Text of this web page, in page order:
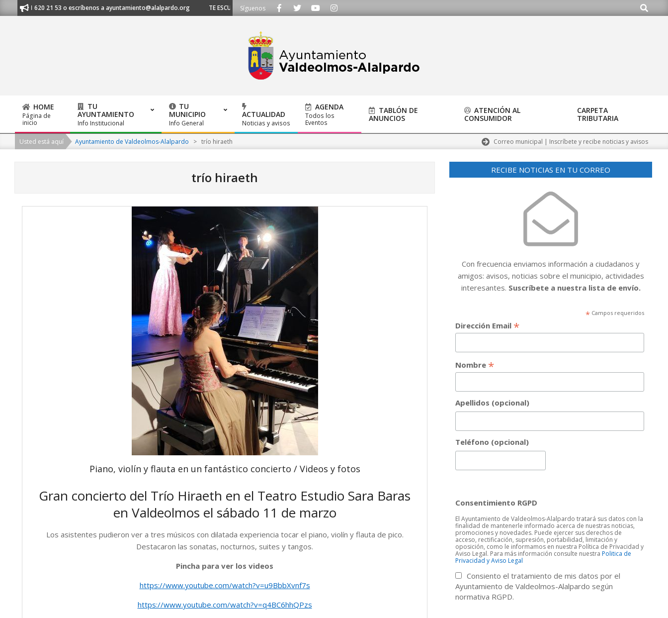
to
al 91 620 21 53 o escríbenos a ayuntamiento@alalpardo.org TE ESCUCHAMOS - Llámanos al 91 620 21 53 o escríbenos a ayuntamiento@alalpardo.org
Síguenos Buscar
Primary
Navigation
Menu
HOME
Página de
inicio
TU
AYUNTAMIENTO
Info Institucional
TU
MUNICIPIO
Info General
ACTUALIDAD
Noticias y avisos
AGENDA
Todos los
Eventos
TABLÓN DE
ANUNCIOS
ATENCIÓN AL
CONSUMIDOR
CARPETA
TRIBUTARIA
Usted está aquí Ayuntamiento de Valdeolmos-Alalpardo > trío hiraeth Correo municipal | Inscríbete y recibe noticias y avisos
trío hiraeth
Piano, violín y flauta en un fantástico concierto / Videos y fotos
Gran concierto del Trío Hiraeth en el Teatro Estudio Sara Baras
en Valdeolmos el sábado 11 de marzo
Los asistentes pudieron ver a tres músicos con dilatada experiencia tocar el piano, violín y flauta de pico.
Destacaron las sonatas, nocturnos, suites y tangos.
Pincha para ver los videos
https://www.youtube.com/watch?v=u9BbbXvnf7s
https://www.youtube.com/watch?v=q4BC6hhQPzs
RECIBE NOTICIAS EN TU CORREO
Con frecuencia enviamos información a ciudadanos y
amigos: avisos, noticias sobre el municipio, actividades
interesantes. Suscríbete a nuestra lista de envío.
* Campos requeridos
Dirección Email *
Nombre *
Apellidos (opcional)
Teléfono (opcional)
Consentimiento RGPD
El Ayuntamiento de Valdeolmos-Alalpardo tratará sus datos con la
finalidad de mantenerle informado acerca de nuestras noticias,
promociones y novedades. Puede ejercer sus derechos de
acceso, rectificación, supresión, portabilidad, limitación y
oposición, como le informamos en nuestra Política de Privacidad y
Aviso Legal. Para más información consulte nuestraPolitica de
Privacidad y Aviso Legal
Consiento el tratamiento de mis datos por el
Ayuntamiento de Valdeolmos-Alalpardo según
normativa RGPD.